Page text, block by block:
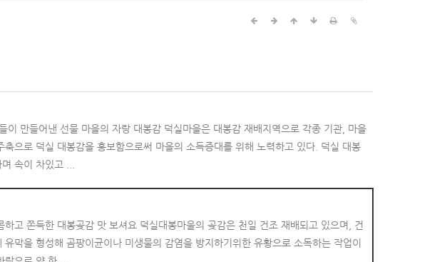
이 만들어낸 선물 마을의 자랑 대봉감 덕실마을은 대봉감 재배지역으로 각종 기관, 마을
축으로 덕실 대봉감을 홍보함으로써 마을의 소득증대를 위해 노력하고 있다. 덕실 대봉
속이 차있고 ...
하고 쫀득한 대봉곶감 맛 보셔요 덕실대봉마을의 곶감은 천일 건조 재배되고 있으며, 건
유막을 형성해 곰팡이균이나 미생물의 감염을 방지하기위한 유황으로 소독하는 작업이